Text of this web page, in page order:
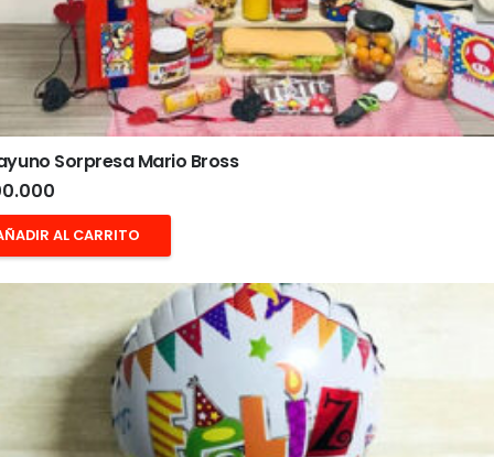
Sorpresa Mario Bross
AL CARRITO